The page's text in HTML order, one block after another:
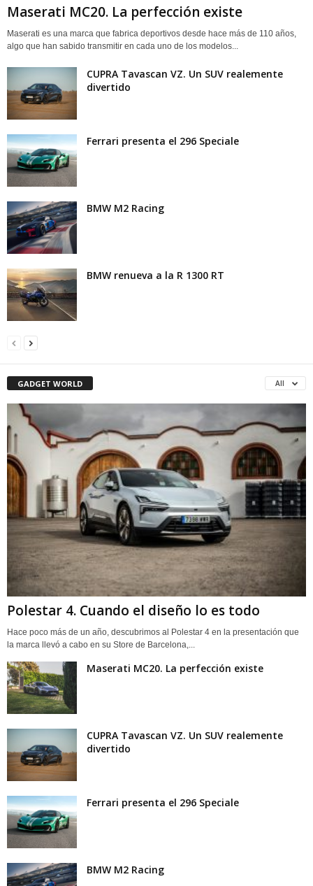
Maserati MC20. La perfección existe
Maserati es una marca que fabrica deportivos desde hace más de 110 años,
algo que han sabido transmitir en cada uno de los modelos...
CUPRA Tavascan VZ. Un SUV realemente
divertido
Ferrari presenta el 296 Speciale
BMW M2 Racing
BMW renueva a la R 1300 RT
GADGET WORLD All
Polestar 4. Cuando el diseño lo es todo
Hace poco más de un año, descubrimos al Polestar 4 en la presentación que
la marca llevó a cabo en su Store de Barcelona,...
Maserati MC20. La perfección existe
CUPRA Tavascan VZ. Un SUV realemente
divertido
Ferrari presenta el 296 Speciale
BMW M2 Racing